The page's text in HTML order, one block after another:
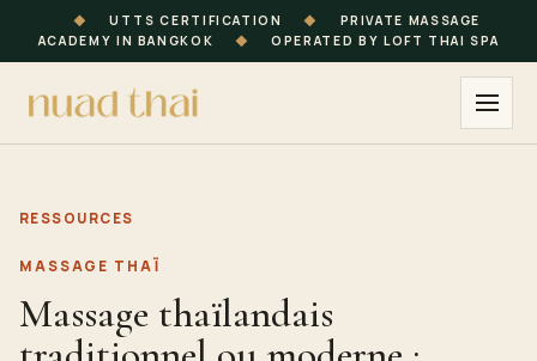
◆ UTTS CERTIFICATION ◆
PRIVATE MASSAGE
ACADEMY IN BANGKOK
◆ OPERATED BY LOFT THAI SPA
RESSOURCES
MASSAGE THAÏ
Massage thaïlandais